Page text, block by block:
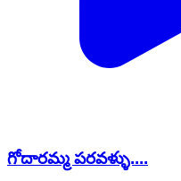
గోదారమ్మ పరవళ్ళు....